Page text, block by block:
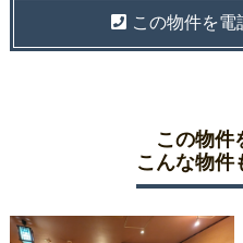
この物件を電
この物件
こんな物件